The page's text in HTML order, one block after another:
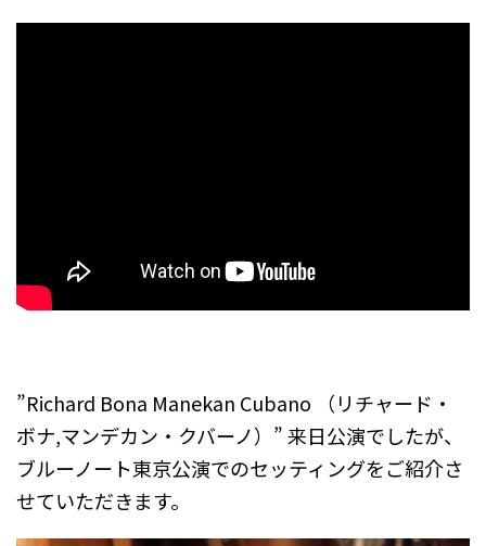
”Richard Bona Manekan Cubano （リチャード・
ボナ,マンデカン・クバーノ）” 来日公演でしたが、
ブルーノート東京公演でのセッティングをご紹介さ
せていただきます。